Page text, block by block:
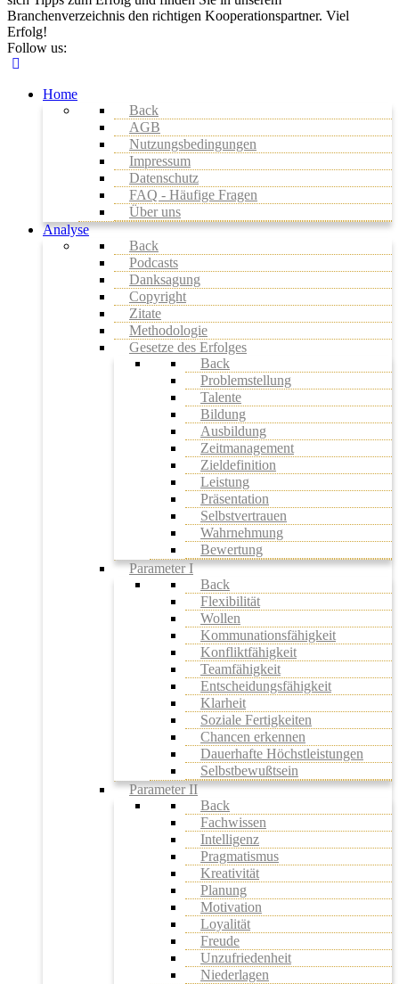
Branchenverzeichnis den richtigen Kooperationspartner. Viel
Erfolg!
Follow us:
Home
Back
AGB
Nutzungsbedingungen
Impressum
Datenschutz
FAQ - Häufige Fragen
Über uns
Analyse
Back
Podcasts
Danksagung
Copyright
Zitate
Methodologie
Gesetze des Erfolges
Back
Problemstellung
Talente
Bildung
Ausbildung
Zeitmanagement
Zieldefinition
Leistung
Präsentation
Selbstvertrauen
Wahrnehmung
Bewertung
Parameter I
Back
Flexibilität
Wollen
Kommunationsfähigkeit
Konfliktfähigkeit
Teamfähigkeit
Entscheidungsfähigkeit
Klarheit
Soziale Fertigkeiten
Chancen erkennen
Dauerhafte Höchstleistungen
Selbstbewußtsein
Parameter II
Back
Fachwissen
Intelligenz
Pragmatismus
Kreativität
Planung
Motivation
Loyalität
Freude
Unzufriedenheit
Niederlagen